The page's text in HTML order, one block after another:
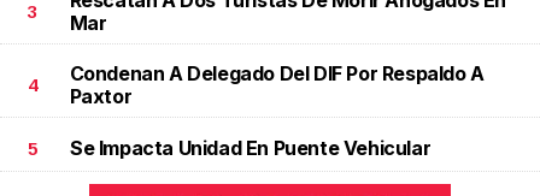
3
Mar
4
Condenan A Delegado Del DIF Por Respaldo A
Paxtor
5 Se Impacta Unidad En Puente Vehicular